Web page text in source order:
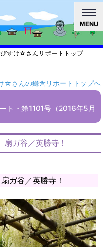
MENU
すけ☆さんリポートトップ
☆さんの鎌倉リポートトップへ
ト・第1101号（2016年5月
扇ガ谷／英勝寺！
ガ谷／英勝寺！